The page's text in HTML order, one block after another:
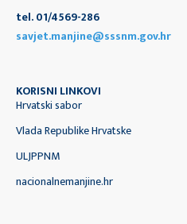
tel. 01/4569-286
savjet.manjine@sssnm.gov.hr
KORISNI LINKOVI
Hrvatski sabor
Vlada Republike Hrvatske
ULJPPNM
nacionalnemanjine.hr